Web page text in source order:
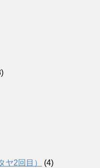
ヤ2回目）
(4)